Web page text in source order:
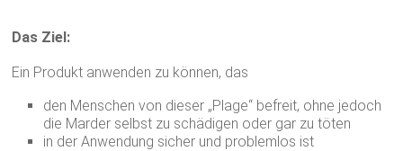
Das Ziel:
Ein Produkt anwenden zu können, das
den Menschen von dieser „Plage“ befreit, ohne jedoch
die Marder selbst zu schädigen oder gar zu töten
in der Anwendung sicher und problemlos ist